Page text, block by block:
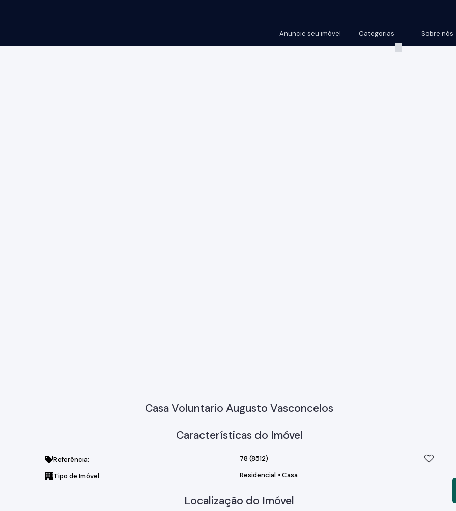
Sobre nós
Categorias
Anuncie seu imóvel
Casa Voluntario Augusto Vasconcelos
Características do Imóvel
Referência: 78 (8512)
Tipo de Imóvel: Residencial »Casa
Localização do Imóvel